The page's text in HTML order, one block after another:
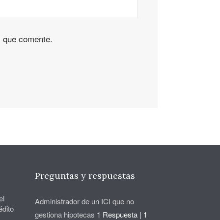
comente.
Preguntas y respuestas
Administrador de un ICI que no
gestiona hipotecas 1 Respuesta | 1